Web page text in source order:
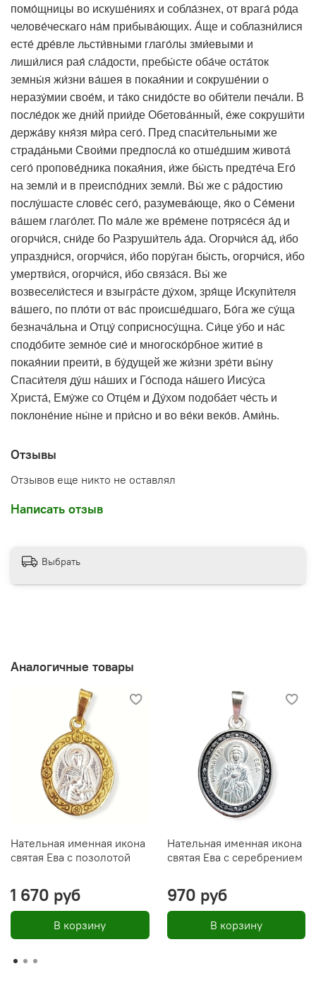
Икона освящена
помо́щницы во искуше́ниях и собла́знех, от врага́ ро́да
челове́ческаго на́м прибыва́ющих. А́ще и соблазни́лися
есте́ дре́вле льсти́вными глаго́лы зми́евыми и
лиши́лися рая́ сла́дости, пребы́сте оба́че оста́ток
земны́я жи́зни ва́шея в покая́нии и сокруше́нии о
неразу́мии свое́м, и та́ко снидо́сте во оби́тели печа́ли. В
после́док же дни́й прии́де Обетова́нный, е́же сокруши́ти
держа́ву кня́зя ми́ра сего́. Пред спаси́тельными же
страда́ньми Свои́ми предпосла́ ко отше́дшим живота́
сего́ пропове́дника покая́ния, и́же бы́сть предте́ча Его́
на земли́ и в преиспо́дних земли́. Вы́ же с ра́достию
послу́шасте слове́с сего́, разумева́юще, я́ко о Се́мени
ва́шем глаго́лет. По ма́ле же вре́мене потрясе́ся а́д и
огорчи́ся, сни́де бо Разруши́тель а́да. Огорчи́ся а́д, и́бо
упраздни́ся, огорчи́ся, и́бо пору́ган бы́сть, огорчи́ся, и́бо
умертви́ся, огорчи́ся, и́бо связа́ся. Вы́ же
возвесели́стеся и взыгра́сте ду́хом, зря́ще Искупи́теля
ва́шего, по пло́ти от ва́с происше́дшаго, Бо́га же су́ща
безнача́льна и Отцу́ соприсносу́щна. Си́це у́бо и на́с
сподо́бите земно́е сие́ и многоско́рбное житие́ в
покая́нии преити́, в бу́дущей же жи́зни зре́ти вы́ну
Спаси́теля ду́ш на́ших и Го́спода на́шего Иису́са
Христа́, Ему́же со Отце́м и Ду́хом подоба́ет че́сть и
поклоне́ние ны́не и при́сно и во ве́ки веко́в. Ами́нь.
Отзывы
Отзывов еще никто не оставлял
Написать отзыв
Выбрать
Аналогичные товары
Нательная именная икона
святая Ева с позолотой
1 670 руб
В корзину
Нательная именная икона
святая Ева с серебрением
970 руб
В корзину